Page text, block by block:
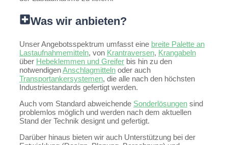
Was wir anbieten?
Unser Angebotsspektrum umfasst eine breite Palette an
Lastaufnahmemitteln, von Krantraversen, Krangabeln
über Hebeklemmen und Greifer bis hin zu den
notwendigenAnschlagmitteln oder auch
Transportankersystemen, die alle nach den höchsten
Industriestandards gefertigt werden.
Auch vom Standard abweichende Sonderlösungen sind
problemlos möglich und werden nach dem aktuellen
Stand der Technik designt und gefertigt.
Darüber hinaus bieten wir auch Unterstützung bei der